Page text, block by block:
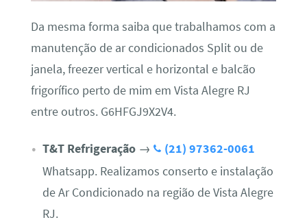
Da mesma forma saiba que trabalhamos com a
manutenção de ar condicionados Split ou de
janela, freezer vertical e horizontal e balcão
frigorífico perto de mim em Vista Alegre RJ
entre outros. G6HFGJ9X2V4.
T&T Refrigeração→
(21) 97362-0061
Whatsapp. Realizamos conserto e instalação
de Ar Condicionado na região de Vista Alegre
RJ.